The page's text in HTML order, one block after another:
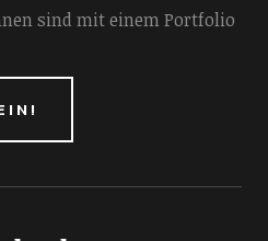
sind mit einem Portfolio